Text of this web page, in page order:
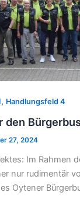
, Handlungsfeld 4
den
27, 2024
Im Rahmen
nur rudimentär
Oytener